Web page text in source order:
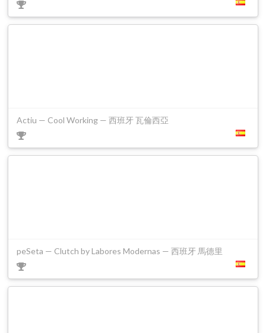
Actiu — Cool Working — 西班牙 瓦倫西亞
peSeta — Clutch by Labores Modernas — 西班牙 馬德里